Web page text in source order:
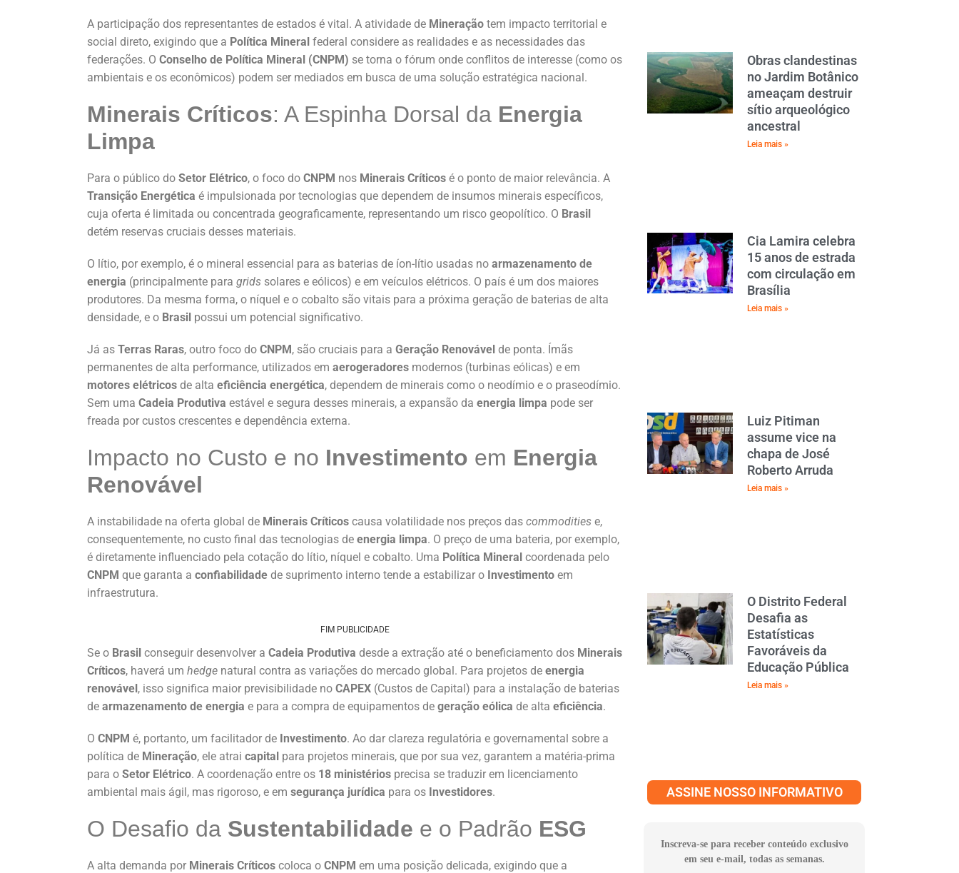
A participação dos representantes de estados é vital. A atividade de Mineração tem impacto territorial e
social direto, exigindo que a Política Mineral federal considere as realidades e as necessidades das
federações. O Conselho de Política Mineral (CNPM) se torna o fórum onde conflitos de interesse (como os
ambientais e os econômicos) podem ser mediados em busca de uma solução estratégica nacional.
Minerais Críticos: A Espinha Dorsal da Energia
Limpa
Para o público do Setor Elétrico, o foco do CNPM nos Minerais Críticos é o ponto de maior relevância. A
Transição Energética é impulsionada por tecnologias que dependem de insumos minerais específicos,
cuja oferta é limitada ou concentrada geograficamente, representando um risco geopolítico. O Brasil
detém reservas cruciais desses materiais.
O lítio, por exemplo, é o mineral essencial para as baterias de íon-lítio usadas no armazenamento de
energia (principalmente para grids solares e eólicos) e em veículos elétricos. O país é um dos maiores
produtores. Da mesma forma, o níquel e o cobalto são vitais para a próxima geração de baterias de alta
densidade, e o Brasil possui um potencial significativo.
Já as Terras Raras, outro foco do CNPM, são cruciais para a Geração Renovável de ponta. Ímãs
permanentes de alta performance, utilizados em aerogeradores modernos (turbinas eólicas) e em
motores elétricos de alta eficiência energética, dependem de minerais como o neodímio e o praseodímio.
Sem uma Cadeia Produtiva estável e segura desses minerais, a expansão da energia limpa pode ser
freada por custos crescentes e dependência externa.
Impacto no Custo e no Investimento em Energia
Renovável
A instabilidade na oferta global de Minerais Críticos causa volatilidade nos preços das commodities e,
consequentemente, no custo final das tecnologias de energia limpa. O preço de uma bateria, por exemplo,
é diretamente influenciado pela cotação do lítio, níquel e cobalto. Uma Política Mineral coordenada pelo
CNPM que garanta a confiabilidade de suprimento interno tende a estabilizar o Investimento em
infraestrutura.
FIM PUBLICIDADE
Se o Brasil conseguir desenvolver a Cadeia Produtiva desde a extração até o beneficiamento dos Minerais
Críticos, haverá um hedge natural contra as variações do mercado global. Para projetos de energia
renovável, isso significa maior previsibilidade no CAPEX (Custos de Capital) para a instalação de baterias
de armazenamento de energia e para a compra de equipamentos de geração eólica de alta eficiência.
O CNPM é, portanto, um facilitador de Investimento. Ao dar clareza regulatória e governamental sobre a
política de Mineração, ele atrai capital para projetos minerais, que por sua vez, garantem a matéria-prima
para o Setor Elétrico. A coordenação entre os 18 ministérios precisa se traduzir em licenciamento
ambiental mais ágil, mas rigoroso, e em segurança jurídica para os Investidores.
O Desafio da Sustentabilidade e o Padrão ESG
A alta demanda por Minerais Críticos coloca o CNPM em uma posição delicada, exigindo que a
Obras clandestinas
no Jardim Botânico
ameaçam destruir
sítio arqueológico
ancestral
Leia mais »
Cia Lamira celebra
15 anos de estrada
com circulação em
Brasília
Leia mais »
Luiz Pitiman
assume vice na
chapa de José
Roberto Arruda
Leia mais »
O Distrito Federal
Desafia as
Estatísticas
Favoráveis da
Educação Pública
Leia mais »
ASSINE NOSSO INFORMATIVO
Inscreva-se para receber conteúdo exclusivo
em seu e-mail, todas as semanas.